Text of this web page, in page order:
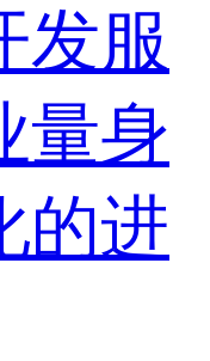
发服
量身
的进